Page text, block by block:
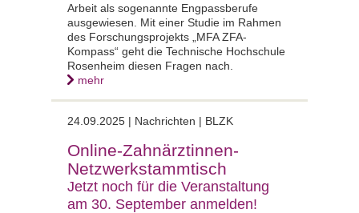
Arbeit als sogenannte Engpassberufe
ausgewiesen. Mit einer Studie im Rahmen
des Forschungsprojekts „MFA ZFA-
Kompass“ geht die Technische Hochschule
Rosenheim diesen Fragen nach.
mehr
24.09.2025 | Nachrichten | BLZK
Online-Zahnärztinnen-
Netzwerkstammtisch
Jetzt noch für die Veranstaltung
am 30. September anmelden!